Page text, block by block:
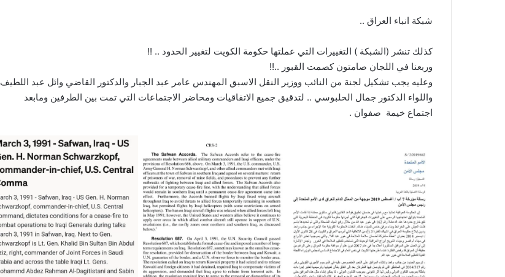
شبكة انباء العراق ..
كذلك تنشر (الشبكة ) التغييرات التي عملتها حكومة الكويت لتغيير الحدود .. !!
وربعنا في اللجان صامتون كصمت القبور ..!!
وعليه يجب تشكيل لجنة من النائب ووزير النقل الاسبق المهندس عامر عبد الجبار والدكتور القاضي وائل عبد اللطيف
واللواء الدكتور جمال الحلبوسي .. لتدقيق جميع الاتفاقيات ومحاضر الاجتماعات التي تمت بين الطرفين ومابعد
اجتماع خيمة صفوان .